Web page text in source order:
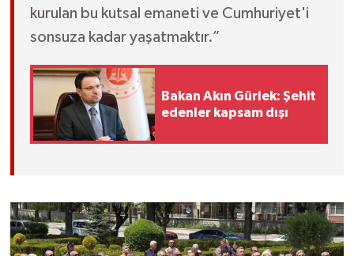
kurulan bu kutsal emaneti ve Cumhuriyet'i
sonsuza kadar yaşatmaktır.”
Bakan Akın Gürlek: Şehit
edenler kapsam dışı